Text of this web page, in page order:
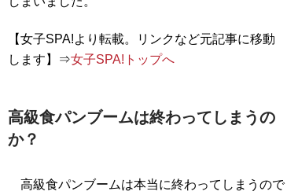
【女子SPA!より転載。リンクなど元記事に移動
します】⇒女子SPA!トップへ
高級食パンブームは終わってしまうの
か？
高級食パンブームは本当に終わってしまうので